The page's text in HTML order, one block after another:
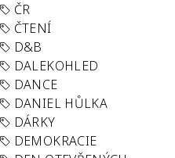
ČR
ČTENÍ
D&B
DALEKOHLED
DANCE
DANIEL HŮLKA
DÁRKY
DEMOKRACIE